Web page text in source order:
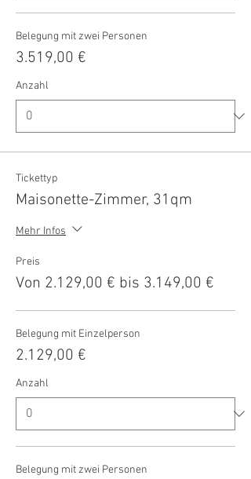
Belegung mit zwei Personen
3.519,00 €
Anzahl
Tickettyp
Maisonette-Zimmer, 31qm
Mehr Infos
Preis
Von 2.129,00 € bis 3.149,00 €
Belegung mit Einzelperson
2.129,00 €
Anzahl
Belegung mit zwei Personen